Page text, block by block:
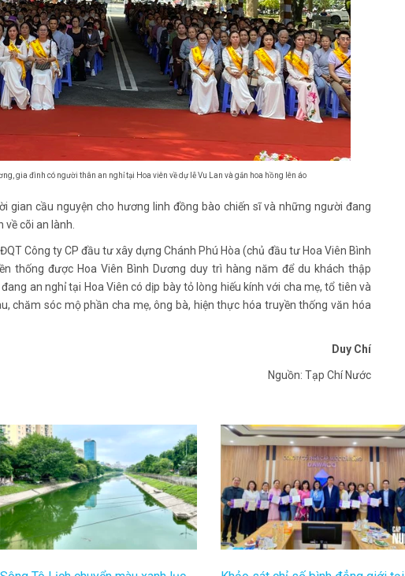
gia đình có người thân an nghỉ tại Hoa viên về dự lễ Vu Lan và gắn hoa hồng lên áo
gian cầu nguyện cho hương linh đồng bào chiến sĩ và những người đang
cõi an lành.
Công ty CP đầu tư xây dựng Chánh Phú Hòa (chủ đầu tư Hoa Viên Bình
thống được Hoa Viên Bình Dương duy trì hàng năm để du khách thập
an nghỉ tại Hoa Viên có dịp bày tỏ lòng hiếu kính với cha mẹ, tổ tiên và
chăm sóc mộ phần cha mẹ, ông bà, hiện thực hóa truyền thống văn hóa
Duy Chí
Nguồn: Tạp Chí Nước